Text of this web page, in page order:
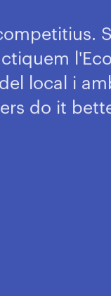
local i
do it